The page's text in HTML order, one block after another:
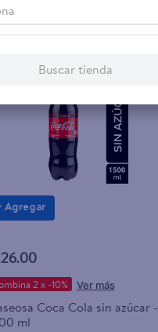
Agregar
2 x -10%
Coca Cola sin azúcar -
ml
Buscar tienda